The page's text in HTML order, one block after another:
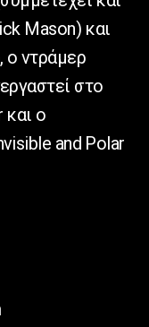
Mason) και
ο ντράμερ
στο
ο
and Polar